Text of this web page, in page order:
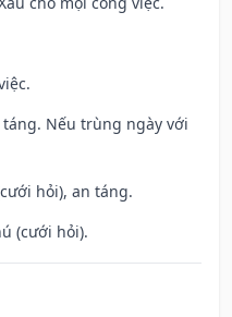
táng. Nếu trùng ngày với
hỏi), an táng.
(cưới hỏi).